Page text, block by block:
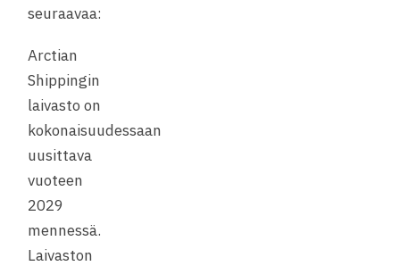
seuraavaa:
Arctian
Shippingin
laivasto on
kokonaisuudessaan
uusittava
vuoteen
2029
mennessä.
Laivaston